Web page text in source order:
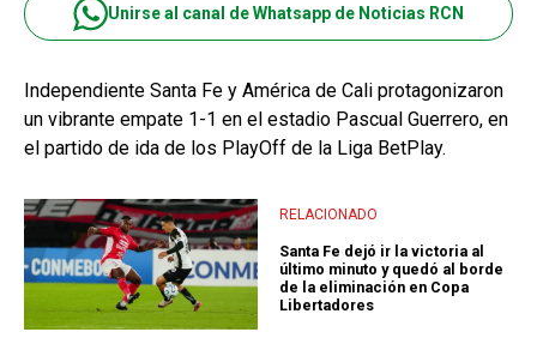
Unirse al canal de Whatsapp de Noticias RCN
Independiente Santa Fe y América de Cali protagonizaron
un vibrante empate 1-1 en el estadio Pascual Guerrero, en
el partido de ida de los PlayOff de la Liga BetPlay.
RELACIONADO
Santa Fe dejó ir la victoria al
último minuto y quedó al borde
de la eliminación en Copa
Libertadores